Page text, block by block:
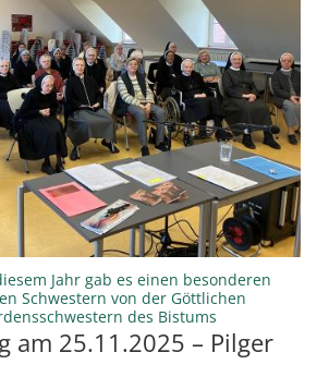
Jahr gab es einen besonderen
Schwestern von der Göttlichen
des Bistums
am 25.11.2025 – Pilger